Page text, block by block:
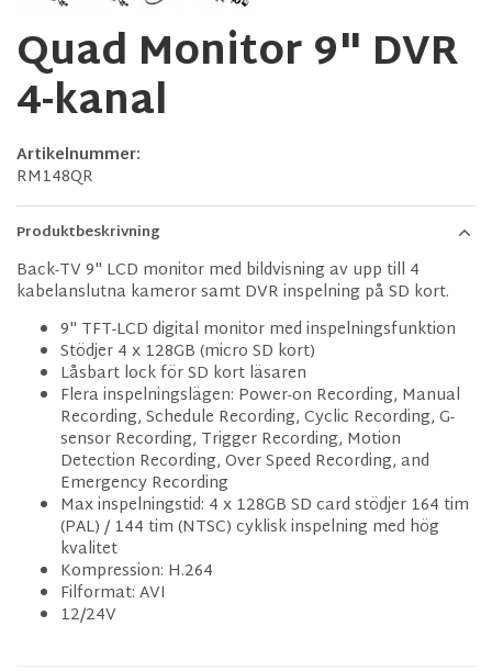
Quad Monitor 9" DVR
4-kanal
Artikelnummer:
RM148QR
Produktbeskrivning
Back-TV 9" LCD monitor med bildvisning av upp till 4
kabelanslutna kameror samt DVR inspelning på SD kort.
9" TFT-LCD digital monitor med inspelningsfunktion
Stödjer 4 x 128GB (micro SD kort)
Låsbart lock för SD kort läsaren
Flera inspelningslägen: Power-on Recording, Manual
Recording, Schedule Recording, Cyclic Recording, G-
sensor Recording, Trigger Recording, Motion
Detection Recording, Over Speed Recording, and
Emergency Recording
Max inspelningstid: 4 x 128GB SD card stödjer 164 tim
(PAL) / 144 tim (NTSC) cyklisk inspelning med hög
kvalitet
Kompression: H.264
Filformat: AVI
12/24V